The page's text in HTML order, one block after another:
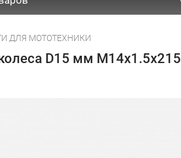
ДЛЯ МОТОТЕХНИКИ
D15 мм M14х1.5х215